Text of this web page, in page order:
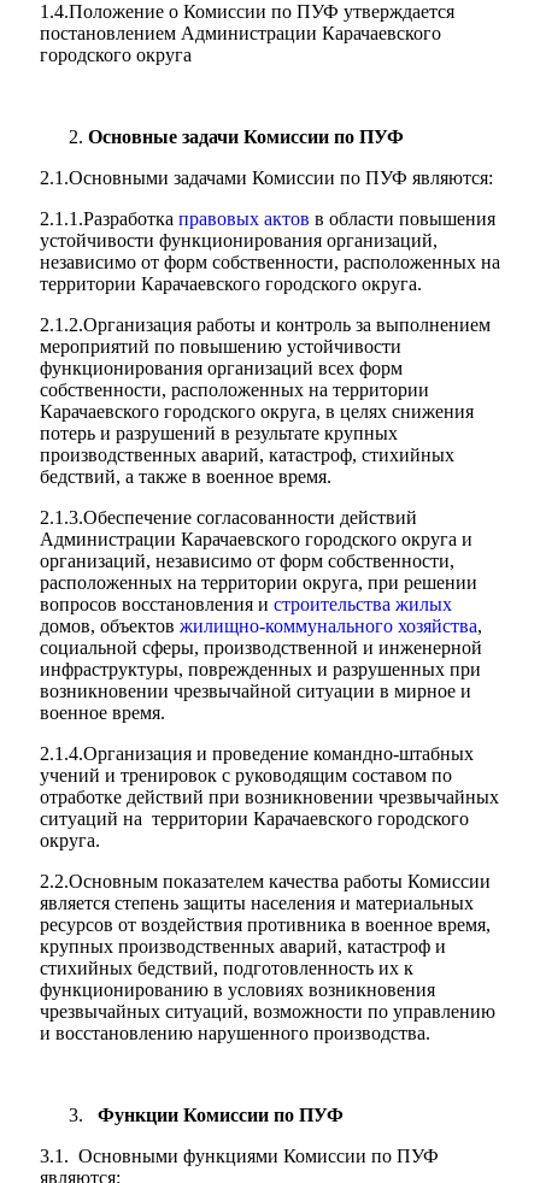
1.4.Положение о Комиссии по ПУФ утверждается
постановлением Администрации Карачаевского
городского округа
Основные задачи Комиссии по ПУФ
2.1.Основными задачами Комиссии по ПУФ являются:
2.1.1.Разработка правовых актов в области повышения
устойчивости функционирования организаций,
независимо от форм собственности, расположенных на
территории Карачаевского городского округа.
2.1.2.Организация работы и контроль за выполнением
мероприятий по повышению устойчивости
функционирования организаций всех форм
собственности, расположенных на территории
Карачаевского городского округа, в целях снижения
потерь и разрушений в результате крупных
производственных аварий, катастроф, стихийных
бедствий, а также в военное время.
2.1.3.Обеспечение согласованности действий
Администрации Карачаевского городского округа и
организаций, независимо от форм собственности,
расположенных на территории округа, при решении
вопросов восстановления и строительства жилых
домов, объектов жилищно-коммунального хозяйства,
социальной сферы, производственной и инженерной
инфраструктуры, поврежденных и разрушенных при
возникновении чрезвычайной ситуации в мирное и
военное время.
2.1.4.Организация и проведение командно-штабных
учений и тренировок с руководящим составом по
отработке действий при возникновении чрезвычайных
ситуаций на территории Карачаевского городского
округа.
2.2.Основным показателем качества работы Комиссии
является степень защиты населения и материальных
ресурсов от воздействия противника в военное время,
крупных производственных аварий, катастроф и
стихийных бедствий, подготовленность их к
функционированию в условиях возникновения
чрезвычайных ситуаций, возможности по управлению
и восстановлению нарушенного производства.
Функции Комиссии по ПУФ
3.1. Основными функциями Комиссии по ПУФ
являются: